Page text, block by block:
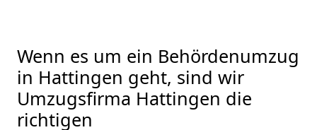
Wenn es um ein Behördenumzug
in Hattingen geht, sind wir
Umzugsfirma Hattingen die
richtigen